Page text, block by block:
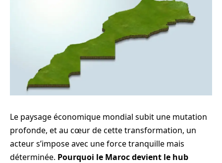
Le paysage économique mondial subit une mutation
profonde, et au cœur de cette transformation, un
acteur s’impose avec une force tranquille mais
déterminée. Pourquoi le Maroc devient le hub